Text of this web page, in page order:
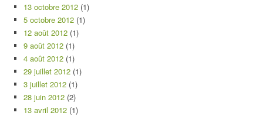
13 octobre 2012 (1)
5 octobre 2012 (1)
12 août 2012 (1)
9 août 2012 (1)
4 août 2012 (1)
29 juillet 2012 (1)
3 juillet 2012 (1)
28 juin 2012 (2)
13 avril 2012 (1)